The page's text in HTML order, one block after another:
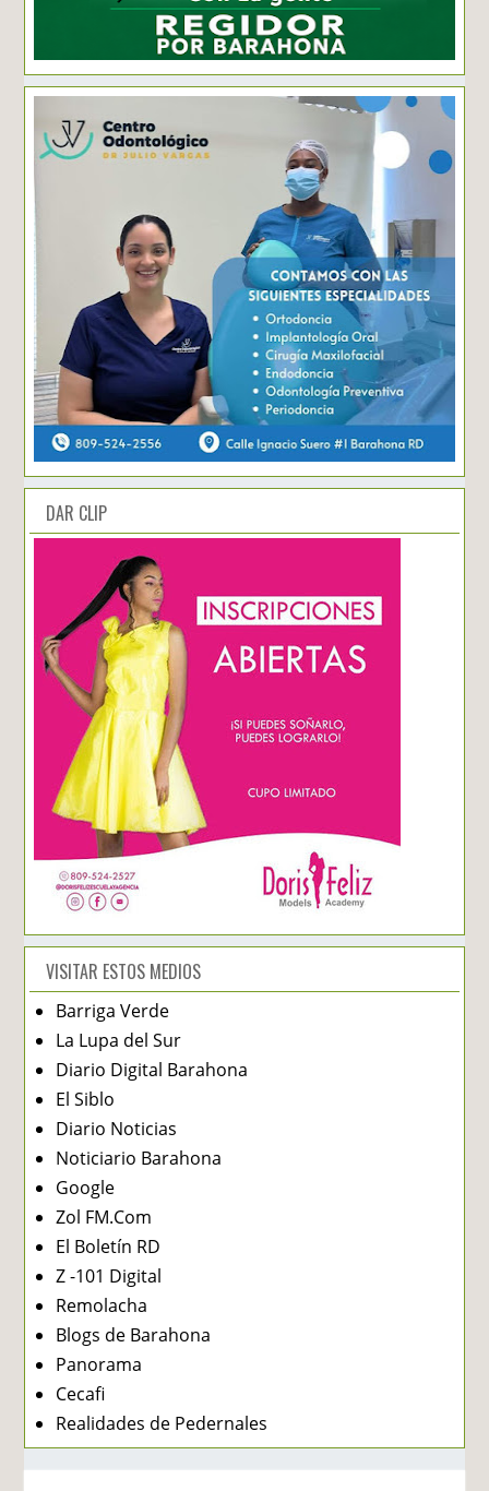
DAR CLIP
VISITAR ESTOS MEDIOS
Barriga Verde
La Lupa del Sur
Diario Digital Barahona
El Siblo
Diario Noticias
Noticiario Barahona
Google
Zol FM.Com
El Boletín RD
Z -101 Digital
Remolacha
Blogs de Barahona
Panorama
Cecafi
Realidades de Pedernales